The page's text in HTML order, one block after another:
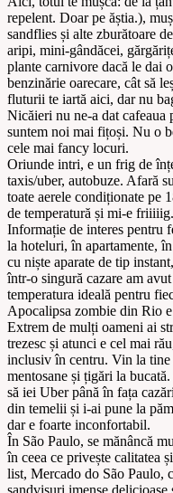
repelent. Doar pe ăștia.),
sandflies și alte zburătoare
aripi, mini-gândăcei,
plante carnivore dacă le dai
benzinărie oarecare, cât să
fluturii te iartă aici, dar nu
Nicăieri nu ne-a dat cafeaua
suntem noi mai fițoși. Nu o
cele mai fancy locuri.
Oriunde intri, e un frig de
taxis/uber, autobuze. Afară
toate aerele condiționate pe
de temperatură și mi-e friiiiig.
Informație de interes pentru
la hoteluri, în apartamente,
cu niște aparate de tip
într-o singură cazare am
temperatura ideală pentru
Apocalipsa zombie din Rio
Extrem de mulți oameni ai
trezesc și atunci e cel mai
inclusiv în centru. Vin la tine
mentosane și țigări la
să iei Uber până în fața
din temelii și i-ai pune la
dar e foarte inconfortabil.
În São Paulo, se mănâncă
în ceea ce privește calitatea
list, Mercado do São Paulo,